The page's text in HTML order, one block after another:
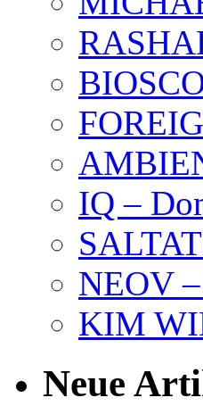
IQ –
NEOV
KIM
Neue